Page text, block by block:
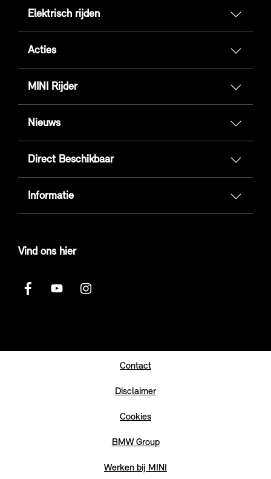
Elektrisch rijden
Acties
MINI Rijder
Nieuws
Direct Beschikbaar
Informatie
Vind ons hier
Contact
Disclaimer
Cookies
BMW Group
Werken bij MINI